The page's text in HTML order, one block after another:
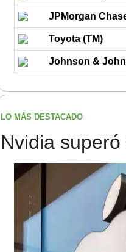
JPMorgan
Toyota (TM)
Johnson &
LO MÁS DESTACADO
Nvidia superó